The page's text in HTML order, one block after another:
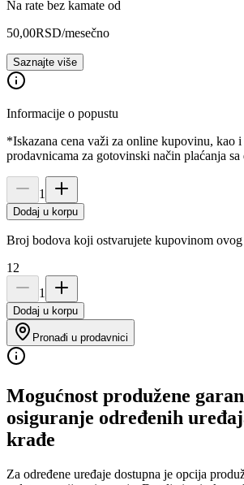
Na rate bez kamate od
50,00RSD/mesečno
Saznajte više
Informacije o popustu
*Iskazana cena važi za online kupovinu, kao
prodavnicama za gotovinski način plaćanja sa
1
Dodaj u korpu
Broj bodova koji ostvarujete kupovinom
12
1
Dodaj u korpu
Pronađi u prodavnici
Mogućnost produžene
osiguranje određenih
krađe
Za određene uređaje dostupna je opcija